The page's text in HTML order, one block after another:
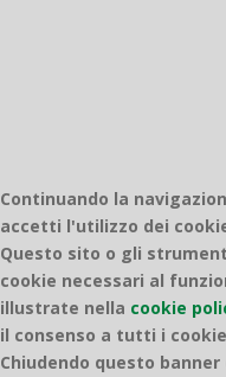
Continuando la
accetti l'utilizzo dei
Questo sito o gli
cookie necessari al
illustrate nella cookie
il consenso a tutti i
Chiudendo questo